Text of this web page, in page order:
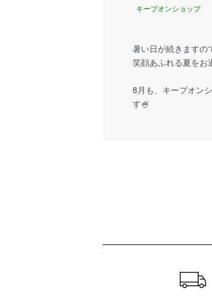
キープオンショップ
暑い日が続きますの
笑顔あふれる夏をお
8月も、キープオン
す🍧